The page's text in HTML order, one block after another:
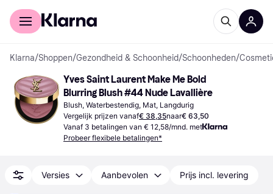
Voor shoppers
Klarna/Shoppen/Gezondheid & Schoonheid/Schoonheden/
Yves Saint Laurent Make Me Bold
Blurring Blush #44 Nude Lavallière
Blush, Waterbestendig, Mat, Langdurig
Vergelijk prijzen vanaf€ 38,35naar€ 63,50
Vanaf 3 betalingen van € 12,58/mnd. met
Probeer flexibele betalingen*
Versies Aanbevolen Prijs incl. levering